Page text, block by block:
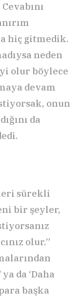
hiç gitmedik.
neden
olur böylece
devam
onun
da
sürekli
bir şeyler,
olur.”
da ‘Daha
başka